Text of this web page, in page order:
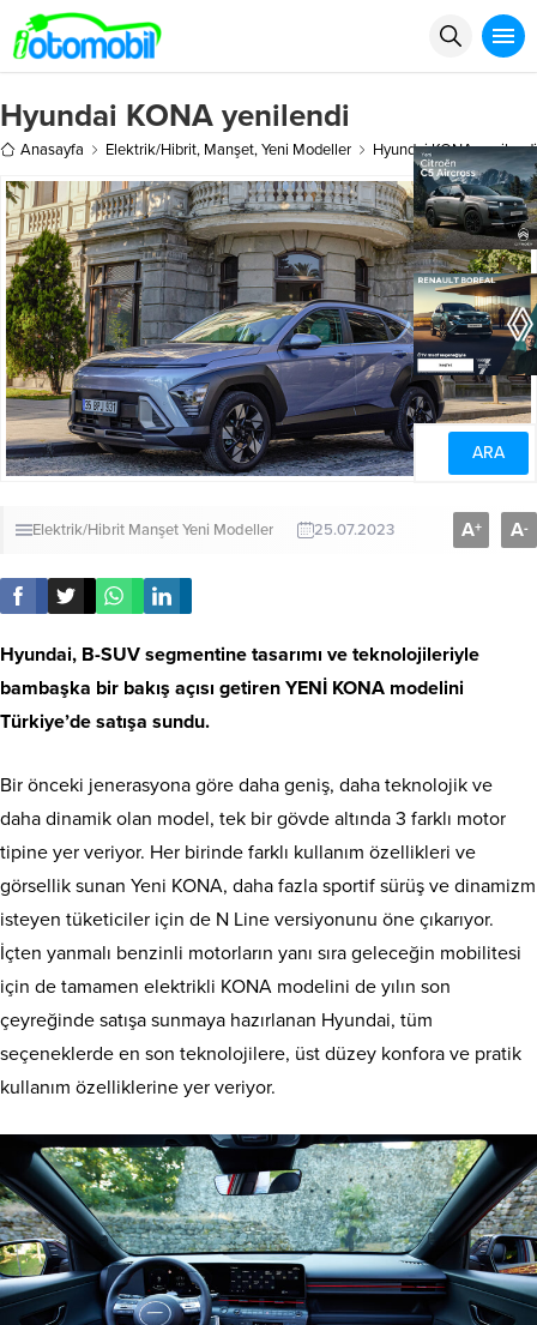
Hyundai KONA yenilendi
Anasayfa Elektrik/Hibrit, Manşet,Yeni Modeller Hyundai KONA yenilendi
Elektrik/Hibrit ManşetYeni Modeller 25.07.2023 A+ A-
Hyundai, B-SUV segmentine tasarımı ve teknolojileriyle
bambaşka bir bakış açısı getiren YENİ KONA modelini
Türkiye’de satışa sundu.
Bir önceki jenerasyona göre daha geniş, daha teknolojik ve
daha dinamik olan model, tek bir gövde altında 3 farklı motor
tipine yer veriyor. Her birinde farklı kullanım özellikleri ve
görsellik sunan Yeni KONA, daha fazla sportif sürüş ve dinamizm
isteyen tüketiciler için de N Line versiyonunu öne çıkarıyor.
İçten yanmalı benzinli motorların yanı sıra geleceğin mobilitesi
için de tamamen elektrikli KONA modelini de yılın son
çeyreğinde satışa sunmaya hazırlanan Hyundai, tüm
seçeneklerde en son teknolojilere, üst düzey konfora ve pratik
kullanım özelliklerine yer veriyor.